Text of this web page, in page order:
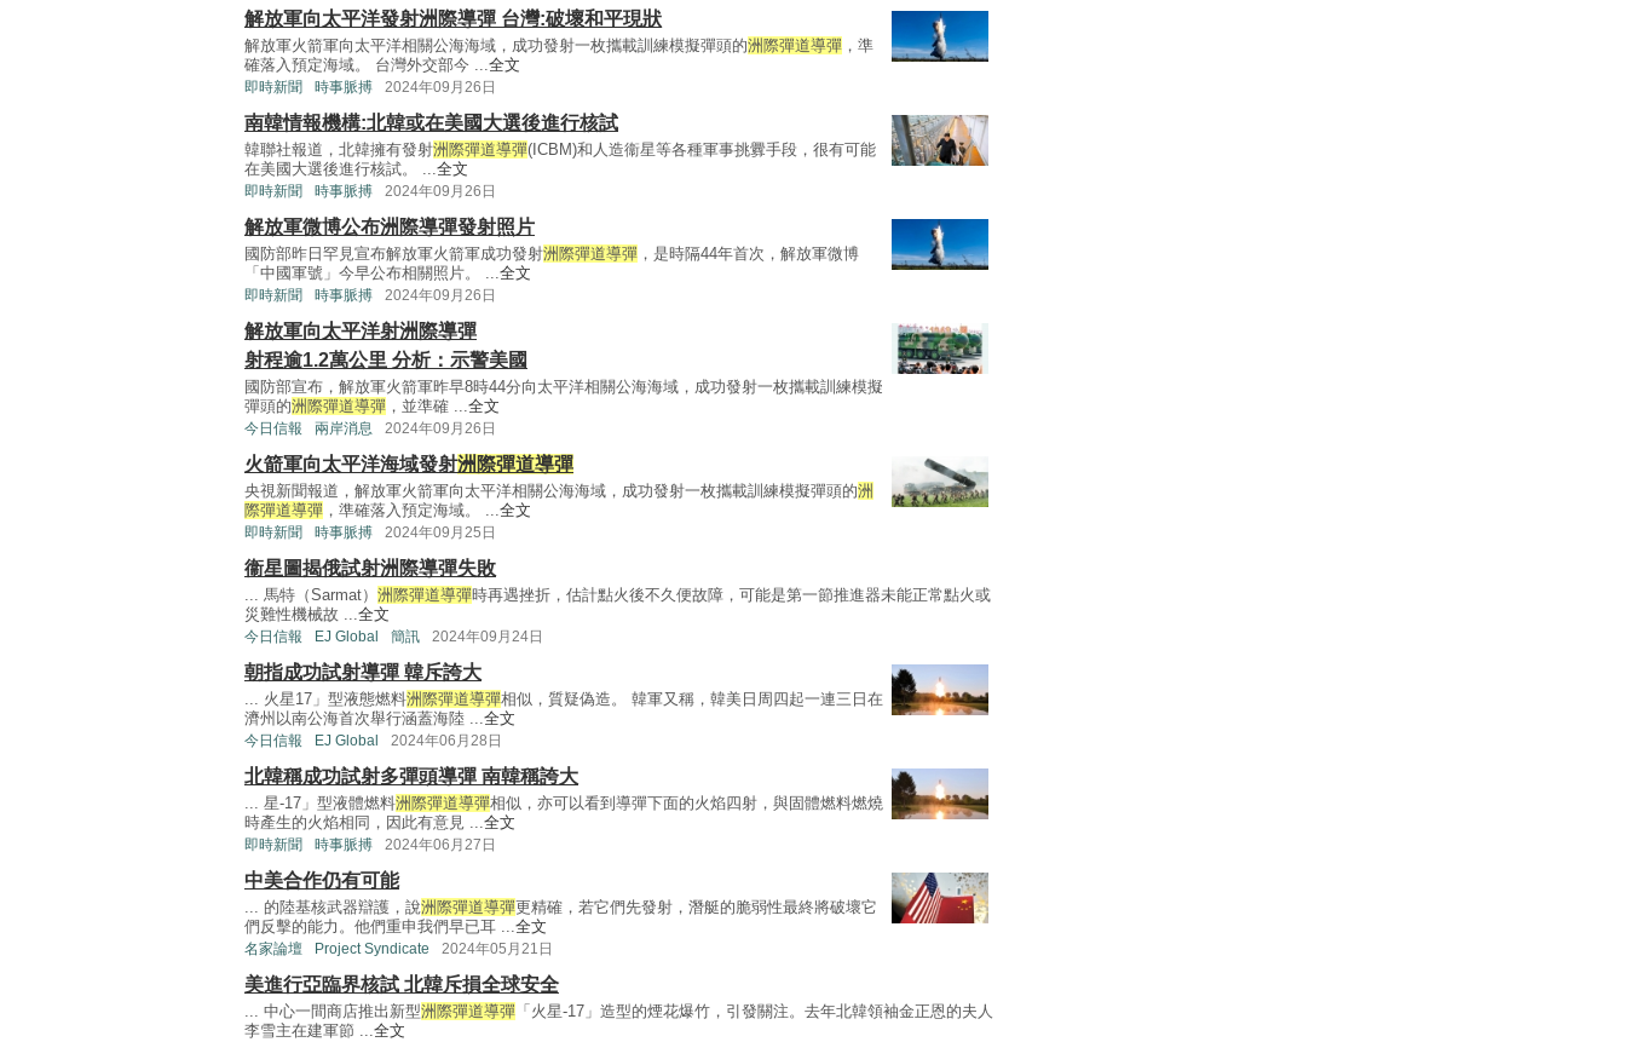
解放軍向太平洋發射洲際導彈 台灣:破壞和平現狀
解放軍火箭軍向太平洋相關公海海域，成功發射一枚攜載訓練模擬彈頭的洲際彈道導彈 ，準
確落入預定海域。 台灣外交部今 ...全文
即時新聞 時事脈搏 2024年09月26日
南韓情報機構:北韓或在美國大選後進行核試
韓聯社報道，北韓擁有發射洲際彈道導彈(ICBM)和人造衞星等各種軍事挑釁手段，很有可能
在美國大選後進行核試。 ...全文
即時新聞 時事脈搏 2024年09月26日
解放軍微博公布洲際導彈發射照片
國防部昨日罕見宣布解放軍火箭軍成功發射洲際彈道導彈 ，是時隔44年首次，解放軍微博
「中國軍號」今早公布相關照片。 ...全文
即時新聞 時事脈搏 2024年09月26日
解放軍向太平洋射洲際導彈
射程逾1.2萬公里 分析：示警美國
國防部宣布，解放軍火箭軍昨早8時44分向太平洋相關公海海域，成功發射一枚攜載訓練模擬
彈頭的洲際彈道導彈 ，並準確 ...全文
今日信報 兩岸消息 2024年09月26日
火箭軍向太平洋海域發射洲際彈道導彈
央視新聞報道，解放軍火箭軍向太平洋相關公海海域，成功發射一枚攜載訓練模擬彈頭的洲
際彈道導彈 ，準確落入預定海域。 ...全文
即時新聞 時事脈搏 2024年09月25日
衞星圖揭俄試射洲際導彈失敗
... 馬特（Sarmat） 洲際彈道導彈時再遇挫折，估計點火後不久便故障，可能是第一節推進器未能正常點火或
災難性機械故 ...全文
今日信報 EJ Global 簡訊 2024年09月24日
朝指成功試射導彈 韓斥誇大
... 火星17」型液態燃料洲際彈道導彈相似，質疑偽造。 韓軍又稱，韓美日周四起一連三日在
濟州以南公海首次舉行涵蓋海陸 ...全文
今日信報 EJ Global 2024年06月28日
北韓稱成功試射多彈頭導彈 南韓稱誇大
... 星-17」型液體燃料洲際彈道導彈相似，亦可以看到導彈下面的火焰四射，與固體燃料燃燒
時產生的火焰相同，因此有意見 ...全文
即時新聞 時事脈搏 2024年06月27日
中美合作仍有可能
... 的陸基核武器辯護，說洲際彈道導彈更精確，若它們先發射，潛艇的脆弱性最終將破壞它
們反擊的能力。他們重申我們早已耳 ...全文
名家論壇 Project Syndicate 2024年05月21日
美進行亞臨界核試 北韓斥損全球安全
... 中心一間商店推出新型洲際彈道導彈 「火星-17」造型的煙花爆竹，引發關注。去年北韓領袖金正恩的夫人
李雪主在建軍節 ...全文